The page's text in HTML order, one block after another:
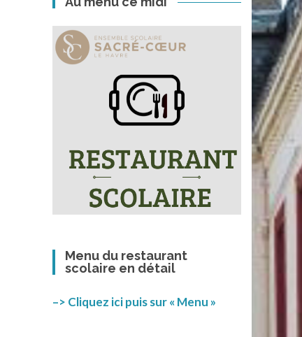
Menu du restaurant
scolaire en détail
–> Cliquez ici puis sur « Menu »